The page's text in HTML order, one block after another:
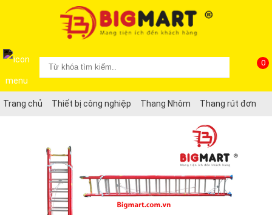
0
Trang chủ Thiết bị công nghiệp Thang Nhôm Thang rút đơn